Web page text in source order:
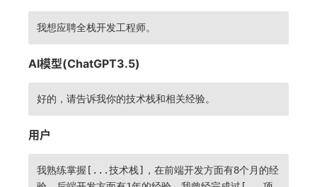
我想应聘全栈开发工程师。
AI模型(ChatGPT3.5)
好的，请告诉我你的技术栈和相关经验。
用户
我熟练掌握[...技术栈]，在前端开发方面有8个月的经